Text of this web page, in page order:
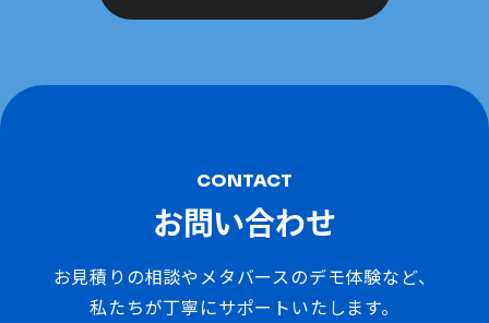
CONTACT
お問い合わせ
お見積りの相談やメタバースのデモ体験など、
私たちが丁寧にサポートいたします。